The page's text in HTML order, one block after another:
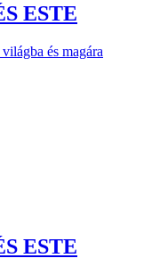
ESTE
és magára
ESTE